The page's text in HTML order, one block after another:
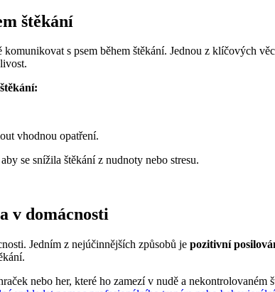
štěkání
s psem během štěkání. Jednou z klíčových
vhodnou opatření.
se snížila štěkání z nudnoty nebo stresu.
v domácnosti
Jedním z nejúčinnějších způsobů je pozitivní
nebo her, které ho zamezí v nudě a nekontrolovaném